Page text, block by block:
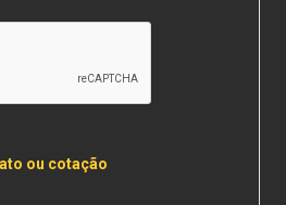
ou cotação